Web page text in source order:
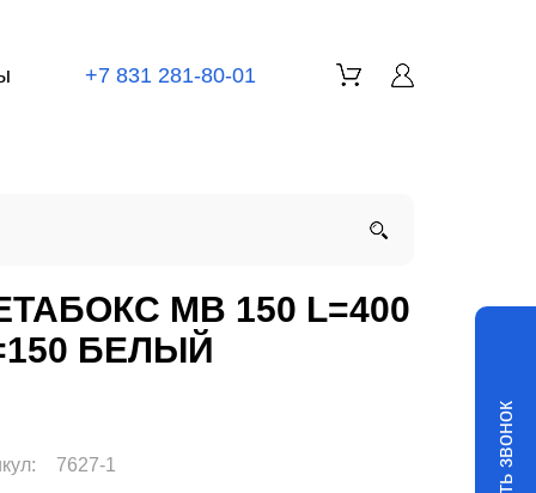
+7 831 281-80-01
МВ 150 L=400
БЕЛЫЙ
7627-1